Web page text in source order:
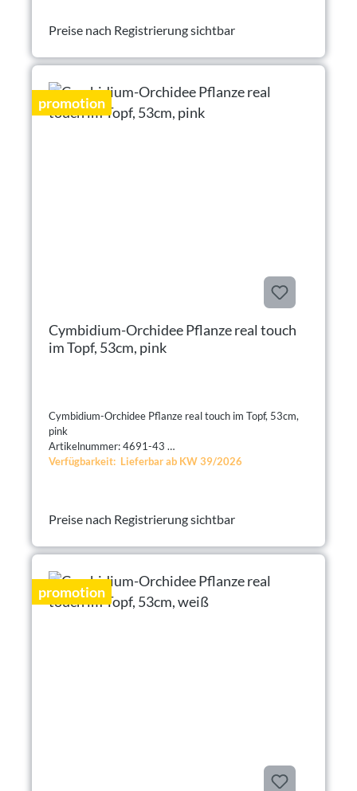
Preise nach Registrierung sichtbar
promotion
Cymbidium-Orchidee Pflanze real touch
im Topf, 53cm, pink
Cymbidium-Orchidee Pflanze real touch im Topf, 53cm,
pink
Artikelnummer: 4691-43
Verfügbarkeit: Lieferbar ab KW 39/2026
Preise nach Registrierung sichtbar
promotion